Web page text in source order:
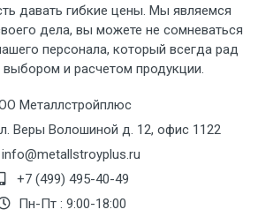
давать гибкие цены. Мы являемся
дела, вы можете не сомневаться
персонала, который всегда рад
и расчетом продукции.
Металлстройплюс
Веры Волошиной д. 12, офис 1122
info@metallstroyplus.ru
+7 (499) 495-40-49
Пн-Пт : 9:00-18:00